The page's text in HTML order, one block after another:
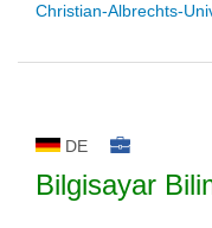
Christian-Albrechts-
DE
Bilgisayar